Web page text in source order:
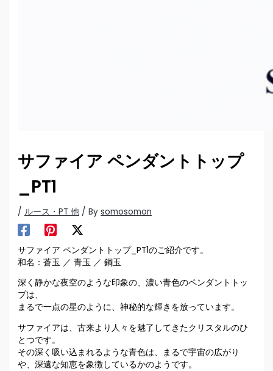
サファイア ペンダントトップ
_PT1
/ ルース・PT 他 / Bysomosomon
サファイア ペンダントトップ_PT1のご紹介です。
和名：蒼玉 ／ 青玉 ／ 鋼玉
深く静かな夜空のような印象の、濃い青色のペンダントトッ
プは、
まるで一点の星のように、神秘的な輝きを放っています。
サファイアは、古来より人々を魅了してきたクリスタルのひ
とつです。
その深く吸い込まれるような青色は、まるで宇宙の広がり
や、深遠な知恵を象徴しているかのようです。